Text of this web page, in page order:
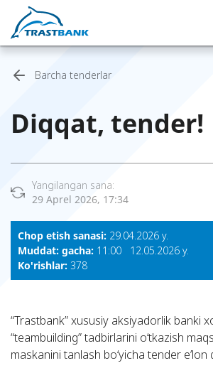
Barcha tenderlar
Diqqat, tender!
Yangilangan sana:
29 Aprel 2026, 17:34
Chop etish sanasi: 29.04.2026 y.
Muddat: gacha: 11:00 12.05.2026 y.
Ko'rishlar: 378
“Trastbank” xususiy aksiyadorlik banki
“teambuilding” tadbirlarini o‘tkazish
maskanini tanlash bo‘yicha tender e’lon